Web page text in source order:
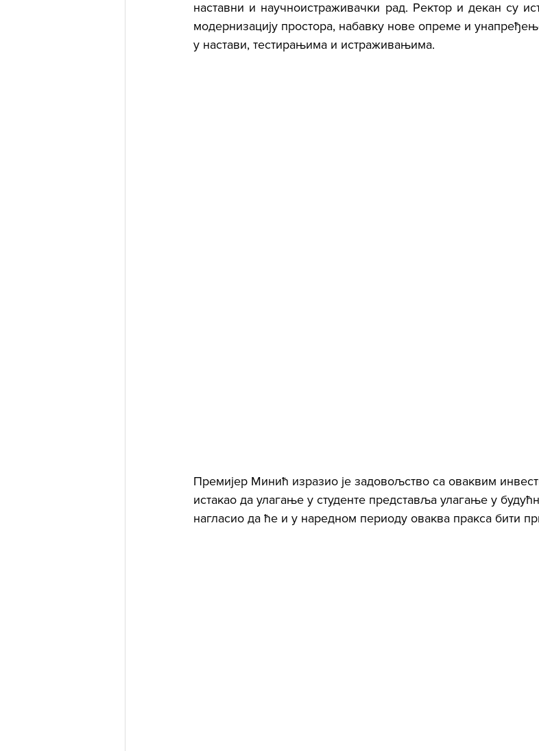
наставни и научноистраживачки рад. Ректор и декан су
модернизацију простора, набавку нове опреме и
у настави, тестирањима и истраживањима.
Премијер Минић изразио је задовољство са оваквим
истакао да улагање у студенте представља улагање у
нагласио да ће и у наредном периоду оваква пракса бити